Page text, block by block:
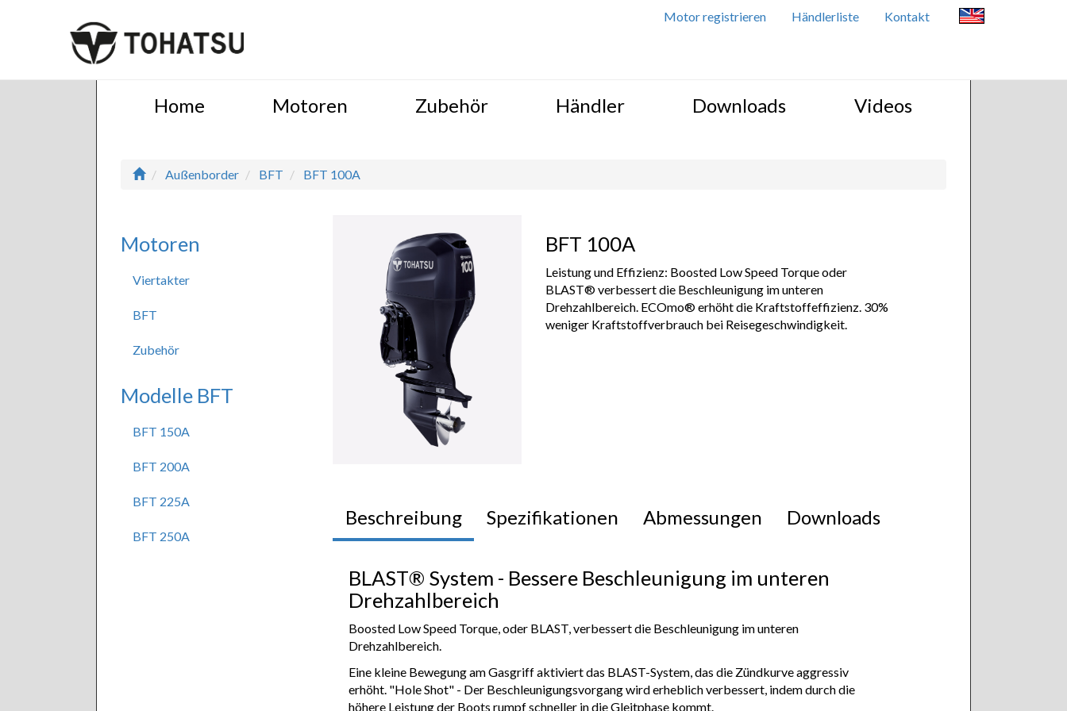
Motor registrieren Händlerliste Kontakt
Home Motoren Zubehör Händler Downloads Videos
Außenborder BFT BFT 100A
Motoren
Viertakter
BFT
Zubehör
Modelle BFT
BFT 150A
BFT 200A
BFT 225A
BFT 250A
BFT 100A
Leistung und Effizienz: Boosted Low Speed Torque oder
BLAST® verbessert die Beschleunigung im unteren
Drehzahlbereich. ECOmo® erhöht die Kraftstoffeffizienz. 30%
weniger Kraftstoffverbrauch bei Reisegeschwindigkeit.
Beschreibung Spezifikationen Abmessungen Downloads
BLAST® System - Bessere Beschleunigung im unteren
Drehzahlbereich
Boosted Low Speed Torque, oder BLAST, verbessert die Beschleunigung im unteren
Drehzahlbereich.
Eine kleine Bewegung am Gasgriff aktiviert das BLAST-System, das die Zündkurve aggressiv
erhöht. "Hole Shot" - Der Beschleunigungsvorgang wird erheblich verbessert, indem durch die
höhere Leistung der Boots rumpf schneller in die Gleitphase kommt.